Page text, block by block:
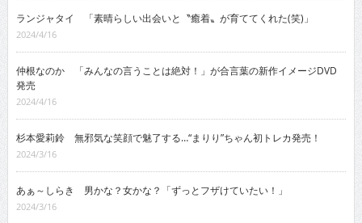
ランジャタイ 「素晴らしい出会いと〝癒着〟が育ててくれた(笑)」
2024/4/16
仲根なのか 「みんなの言うことは絶対！」が合言葉の新作イメージDVD
発売
2024/4/16
杉本愛莉鈴 無邪気な笑顔で魅了する…“まりり”ちゃん初トレカ発売！
2024/3/16
あぁ～しらき 男かな？女かな？「ずっとフザけていたい！」
2024/3/16